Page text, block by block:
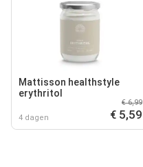
Mattisson healthstyle
erythritol
4 dagen
€ 6,99
€ 5,59